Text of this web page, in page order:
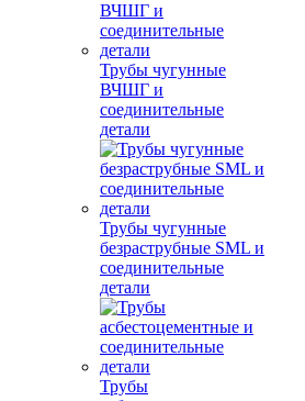
Трубы чугунные
ВЧШГ и
соединительные
детали
Трубы чугунные
безраструбные SML и
соединительные
детали
Трубы